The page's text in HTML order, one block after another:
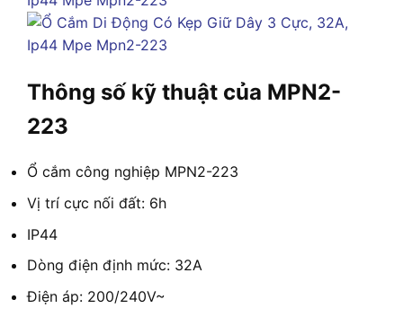
Thông số kỹ thuật của MPN2-
223
Ổ cắm công nghiệp MPN2-223
Vị trí cực nối đất: 6h
IP44
Dòng điện định mức: 32A
Điện áp: 200/240V~